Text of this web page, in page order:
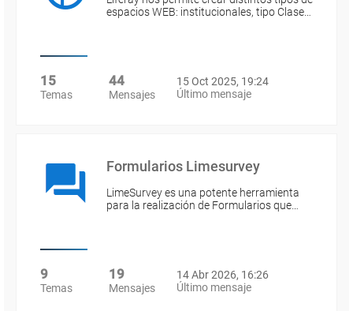
espacios WEB: institucionales, tipo Clase…
15
Temas
44
Mensajes
15 Oct 2025, 19:24
Último mensaje
Formularios Limesurvey
LimeSurvey es una potente herramienta
para la realización de Formularios que…
9
Temas
19
Mensajes
14 Abr 2026, 16:26
Último mensaje